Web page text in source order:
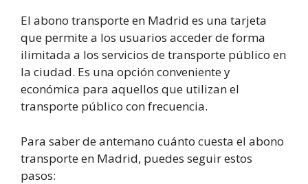
El abono transporte en Madrid es una tarjeta
que permite a los usuarios acceder de forma
ilimitada a los servicios de transporte público en
la ciudad. Es una opción conveniente y
económica para aquellos que utilizan el
transporte público con frecuencia.
Para saber de antemano cuánto cuesta el abono
transporte en Madrid, puedes seguir estos
pasos: